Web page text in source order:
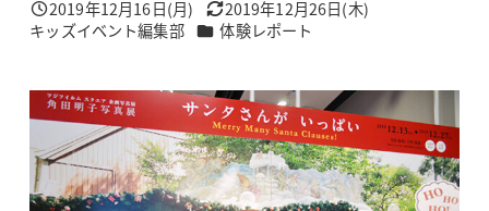
投稿日
2019年12月16日(月) 更新日
2019年12月26日(木)
著
キッズイベント編集部 カテゴリー
体験レポート